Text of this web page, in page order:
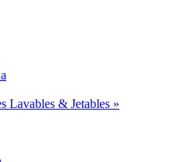
Lavables & Jetables »